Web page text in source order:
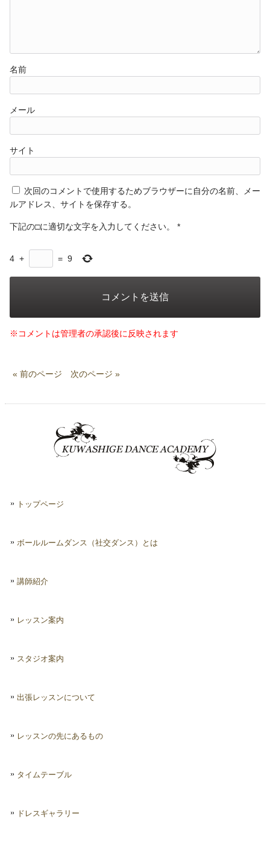
名前
メール
サイト
次回のコメントで使用するためブラウザーに自分の名前、メー
ルアドレス、サイトを保存する。
下記の□に適切な文字を入力してください。 *
4 + = 9
※コメントは管理者の承認後に反映されます
« 前のページ 次のページ »
トップページ
ボールルームダンス（社交ダンス）とは
講師紹介
レッスン案内
スタジオ案内
出張レッスンについて
レッスンの先にあるもの
タイムテーブル
ドレスギャラリー